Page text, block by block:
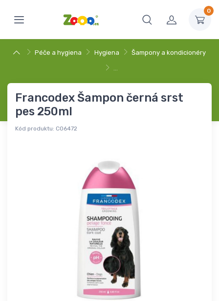
0
Péče a hygiena Hygiena Šampony a kondicionéry
…
Francodex Šampon černá srst
pes 250ml
Kód produktu: C06472